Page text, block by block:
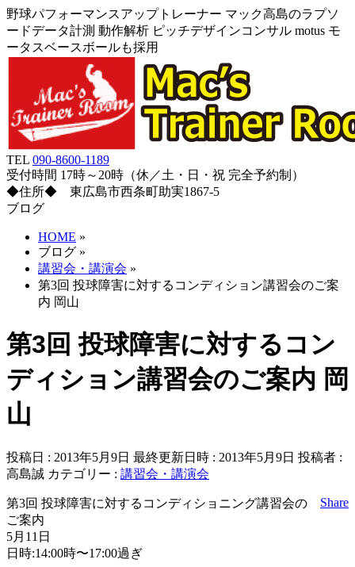
野球パフォーマンスアップトレーナー マック高島のラプソ
ードデータ計測 動作解析 ピッチデザインコンサル motus モ
ータスベースボールも採用
TEL 090-8600-1189
受付時間 17時～20時（休／土・日・祝 完全予約制）
◆住所◆ 東広島市西条町助実1867-5
ブログ
HOME »
ブログ »
講習会・講演会 »
第3回 投球障害に対するコンディション講習会のご案
内 岡山
第3回 投球障害に対するコン
ディション講習会のご案内 岡
山
投稿日 : 2013年5月9日 最終更新日時 : 2013年5月9日 投稿者 :
高島誠 カテゴリー : 講習会・講演会
Share
第3回 投球障害に対するコンディショニング講習会の
ご案内
5月11日
日時:14:00時〜17:00過ぎ